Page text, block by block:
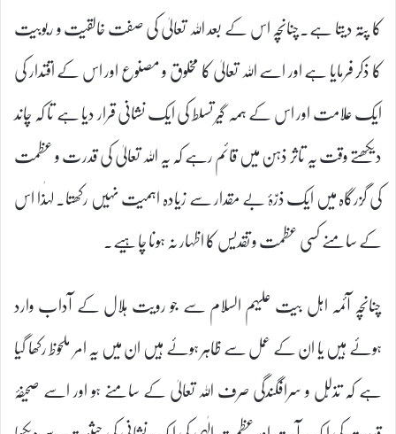
کا پتہ دیتا ہے۔چنانچہ اس کے بعد اللہ تعالیٰ کی صفت خالقیت و ربوبیت
کا ذکر فرمایا ہے اور اسے اللہ تعالیٰ کا مخلوق و مصنوع اور اس کے اقتدار کی
ایک علامت اور اس کے ہمہ گیر تسلط کی ایک نشانی قرار دیا ہے تا کہ چاند
دیکھتے وقت یہ تاثر ذہن میں قائم رہے کہ یہ اللہ تعالیٰ کی قدرت و عظمت
کی گزرگاہ میں ایک ذرّۂ بے مقدار سے زیادہ اہمیت نہیں رکھتا۔ لہٰذا اس
کے سامنے کسی عظمت و تقدیس کا اظہار نہ ہونا چاہیے۔
چنانچہ آئمہ اہل بیت علیہم السلام سے جو رویت ہلال کے آداب وارد
ہوئے ہیں یا ان کے عمل سے ظاہر ہوئے ہیں ان میں یہ امر ملحوظ رکھا گیا
ہے کہ تذلّل و سرافگندگی صرف اللہ تعالیٰ کے سامنے ہو اور اسے صحیفۂ